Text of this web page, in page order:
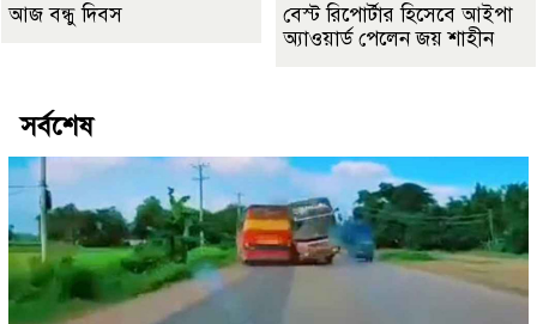
আজ বন্ধু দিবস
বেস্ট রিপোর্টার হিসেবে আইপা
অ্যাওয়ার্ড পেলেন জয় শাহীন
সর্বশেষ